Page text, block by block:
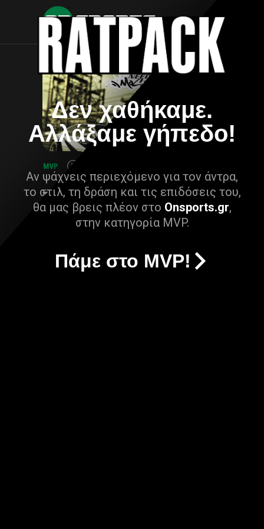
Δεν χαθήκαμε.
Αλλάξαμε γήπεδο!
Αν ψάχνεις περιεχόμενο για τον άντρα,
το στιλ, τη δράση και τις επιδόσεις του,
θα μας βρεις πλέον στο Onsports.gr,
στην κατηγορία MVP.
Πάμε στο MVP!